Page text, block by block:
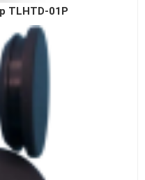
TLHTD-01P